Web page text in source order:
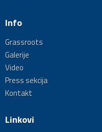
Info
Grassroots
Galerije
Video
Press sekcija
Kontakt
Linkovi